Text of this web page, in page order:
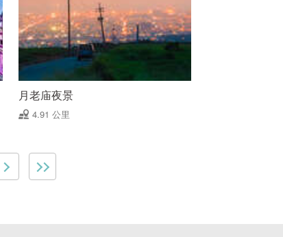
月老庙夜景
4.91 公里